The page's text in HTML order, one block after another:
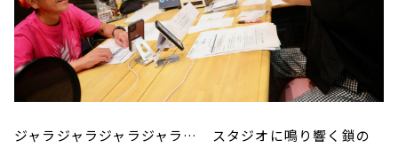
ジャラジャラジャラジャラ… スタジオに鳴り響く鎖の